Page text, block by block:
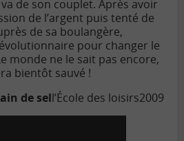
de son couplet. Après avoir
de l’argent puis tenté de
de sa bou­langère,
pour changer le
monde ne le sait pas encore,
bientôt sauvé !
de sell’École des loisirs2009